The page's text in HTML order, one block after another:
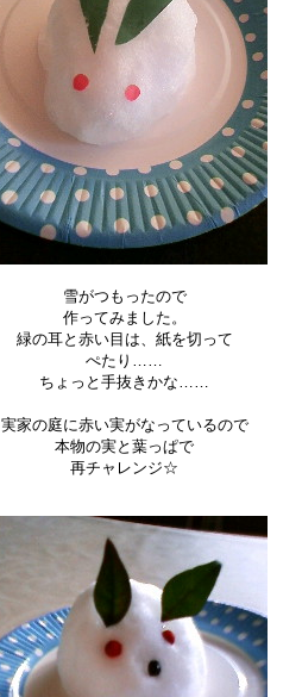
雪がつもったので
作ってみました。
緑の耳と赤い目は、紙を切って
ぺたり……
ちょっと手抜きかな……
実家の庭に赤い実がなっているので
本物の実と葉っぱで
再チャレンジ☆